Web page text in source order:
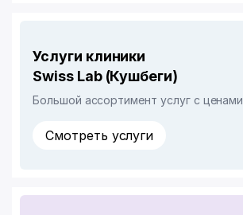
Услуги клиники
Swiss Lab (Кушбеги)
Большой ассортимент услуг с ценами
Смотреть услуги